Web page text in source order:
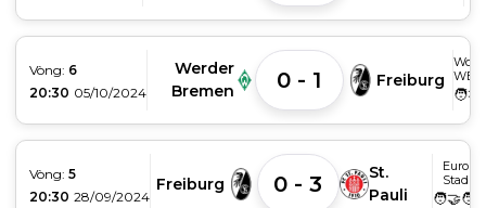
Vòng: 6
20:30 05/10/2024
Werder
Bremen
0 - 1 Freiburg
Vòng: 5
20:30 28/09/2024
Freiburg 0 - 3
St.
Pauli
🧑‍🤝‍🧑